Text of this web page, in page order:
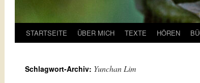
STARTSEITE ÜBER MICH TEXTE HÖREN
Schlagwort-Archiv: Yunchan Lim